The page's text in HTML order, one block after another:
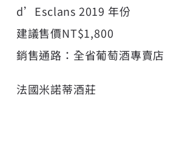
d’Esclans 2019 年份
建議售價NT$1,800
銷售通路：全省葡萄酒專賣店
法國米諾蒂酒莊